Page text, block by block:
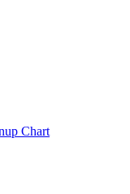
Chart